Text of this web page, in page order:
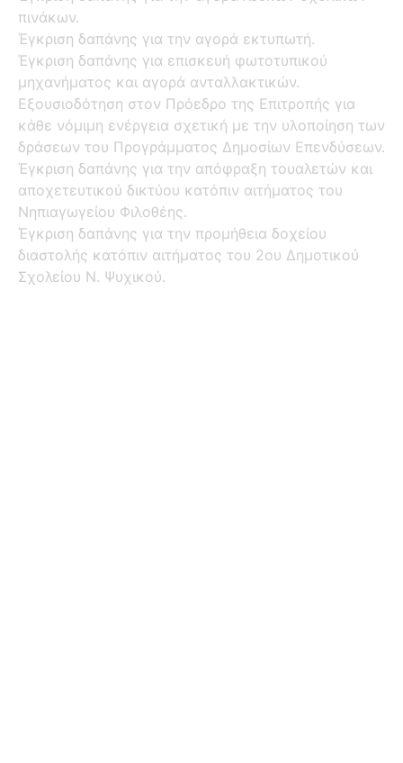
πινάκων.
Έγκριση δαπάνης για την αγορά εκτυπωτή.
Έγκριση δαπάνης για επισκευή φωτοτυπικού
μηχανήματος και αγορά ανταλλακτικών.
Εξουσιοδότηση στον Πρόεδρο της Επιτροπής για
κάθε νόμιμη ενέργεια σχετική με την υλοποίηση των
δράσεων του Προγράμματος Δημοσίων Επενδύσεων.
Έγκριση δαπάνης για την απόφραξη τουαλετών και
αποχετευτικού δικτύου κατόπιν αιτήματος του
Νηπιαγωγείου Φιλοθέης.
Έγκριση δαπάνης για την προμήθεια δοχείου
διαστολής κατόπιν αιτήματος του 2ου Δημοτικού
Σχολείου Ν. Ψυχικού.